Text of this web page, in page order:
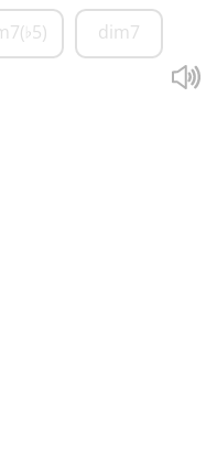
♭5) dim7